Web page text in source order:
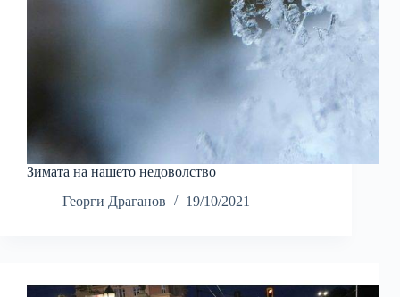
Зимата на нашето недоволство
Георги Драганов
19/10/2021